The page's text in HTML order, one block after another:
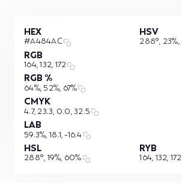
HEX
#A484AC
RGB
164, 132, 172
RGB %
64%, 52%, 67%
CMYK
4.7, 23.3, 0.0, 32.5
LAB
59.3%, 18.1, -16.4
HSL
288°, 19%, 60%
HSV
288°, 23%,
RYB
164, 132, 172